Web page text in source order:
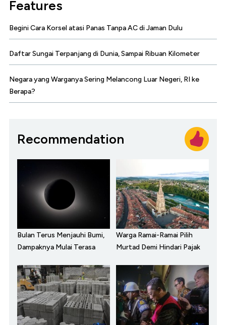
Features
Begini Cara Korsel atasi Panas Tanpa AC di Jaman Dulu
Daftar Sungai Terpanjang di Dunia, Sampai Ribuan Kilometer
Negara yang Warganya Sering Melancong Luar Negeri, RI ke
Berapa?
Recommendation
Bulan Terus Menjauhi Bumi,
Dampaknya Mulai Terasa
Warga Ramai-Ramai Pilih
Murtad Demi Hindari Pajak